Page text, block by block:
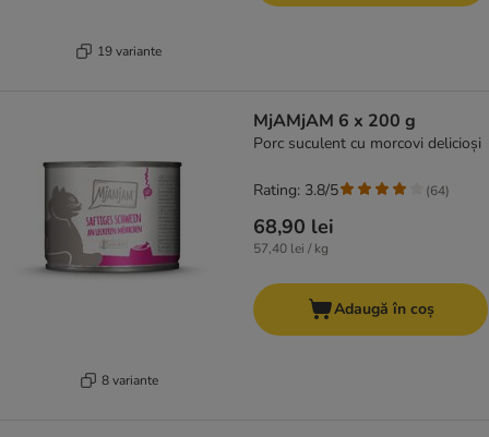
19 variante
8 variante
MjAMjAM 6 x 200 g
Porc suculent cu morcovi delicioși
68,90 lei
57,40 lei / kg
Rating: 3.8/5 (64)
Adaugă în coș